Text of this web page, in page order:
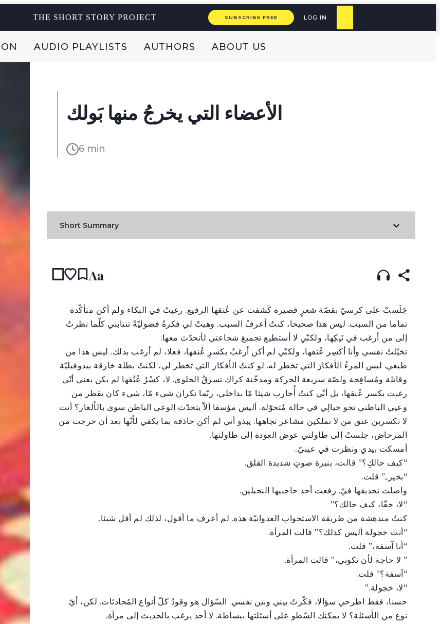
THE SHORT STORY PROJECT SUBSCRIBE FREE LOG IN
AUDIO PLAYLISTS AUTHORS ABOUT US
6 min
Short Summary
Aa
جَلَستْ على كرسيّ بقصّة شعرٍ قصيرة كَشفت عن عُنقها الرفيع. رغبتُ في البكاء ولم أكن متأكّدة
تماما من السبب. ليس هذا صحيحا، كنتُ أعرفُ السبب. وهبتْ لي فكرةً فضوليّةً تنتابني كلّما نظرتُ
إلى من أرغب في نَيكِها، ولكنّي لا أستطيع تجميعَ شجاعتي لأتحدّث معها.
تخيّلتُ نفسي وأنا أكسِر عُنقها، ولكنّي لم أكن أرغبُ بكسرِ عُنقها، فعلا، لم أرغب بذلك. ليس هذا من
طبعي. ليس المرءُ الأفكارَ التي تخطر له. لو كنتُ الأفكار التي تخطر لي، لكنتُ بطلة خارقة بيدوفيليّة
وقاتلة ومُسافِحة ولصّة سريعة الحركة ومدخّنة كراك تسرقُ الحلوى. لا، كسْرُ عُنُقها لم يكن يعني أنّي
رغبت بكسر عُنقها، بل أنّي كنتُ أُحارب شيئا مّا بداخلي، ربّما نكران شيء مّا، شيء كان يقطر من
وعيي الباطني نحو خيالِي في حالة مُتحوّلة. أليس مؤسفا ألاّ يتحدّث الوعي الباطن سوى بالألغاز؟ أنت
لا تكسرين عنق من لا تملكين مشاعر تجاهها. يبدو أني لم أكن حاذقة بما يكفي لأنّها بعد أن خرجت من
المرحاض، جلستْ إلى طاولتي عوض العودة إلى طاولتها.
أمسكت بيدي ونظرت في عينيّ..
“كيف حالكِ؟” قالت، بنبرة صوتٍ شديدة القلق.
“بخيرـ” قلت.
واصلت تحديقها فيّ. رفعت أحد حاجبيها النحيلين.
“لا، حقّا، كيف حالك؟”
كنتُ مندهشة من طريقة الاستجواب العدوانيّة هذه. لم أعرف ما أقول، لذلك لم أقل شيئا.
“أنت خجولة أليس كذلك؟” قالت المرأة.
“أنا آسفة،” قلت.
” لا حاجة لأن تكوني،” قالت المرأة.
“آسفة؟” قلت.
“لا، خجولة.”
حسنا، فقط اطرحي سؤالا، فكّرتُ بيني وبين نفسي. السّؤال هو وقودُ كلّ أنواع المُحادثات. لكن، أيّ
نوع من الأسئلة؟ لا يمكنك السّطو على أسئلتها ببساطة. لا أحد يرغب بالحديث إلى مرآة.